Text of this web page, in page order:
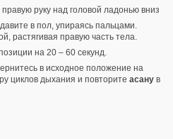
руку над головой ладонью вниз
в пол, упираясь пальцами.
растягивая правую часть тела.
на 20 – 60 секунд.
в исходное положение на
циклов дыхания и повторите асану в